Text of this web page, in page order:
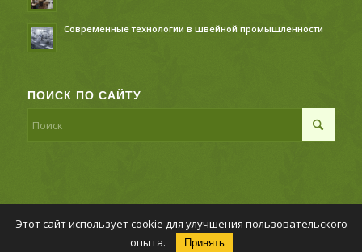
Современные технологии в швейной промышленности
ПОИСК ПО САЙТУ
© Копирайт - Швейное производство,Политика
-Enfold Theme by Kriesi
Этот сайт использует cookie для улучшения пользовательского
опыта.
Принять